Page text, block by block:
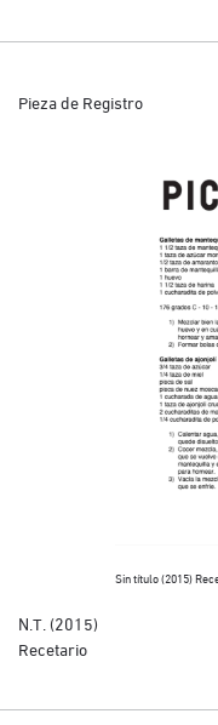
Pieza de Registro
Sin título (2015)
N.T. (2015)
Recetario